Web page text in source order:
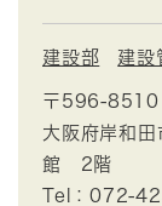
建設部 建設
〒596-8510
大阪府岸和
館 2階
Tel：072-